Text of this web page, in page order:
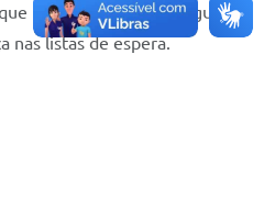
que o chamamento segue a
nas listas de espera.